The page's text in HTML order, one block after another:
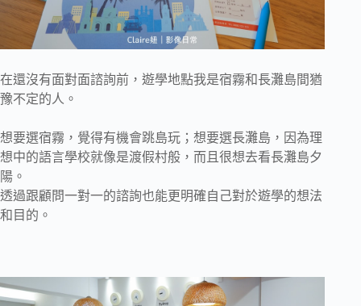
在還沒有面對面諮詢前，遊學地點我是宿霧和長灘島間猶
豫不定的人。
想要選宿霧，覺得有機會跳島玩；想要選長灘島，因為理
想中的語言學校就像是渡假村般，而且很想去看長灘島夕
陽。
透過跟顧問一對一的諮詢也能更明確自己對於遊學的想法
和目的。